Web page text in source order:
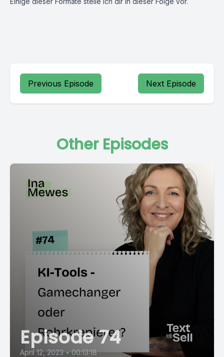
Previous Episode Next Episode
Other Episodes
Episode 74
April 12, 2023 • 00:13:18